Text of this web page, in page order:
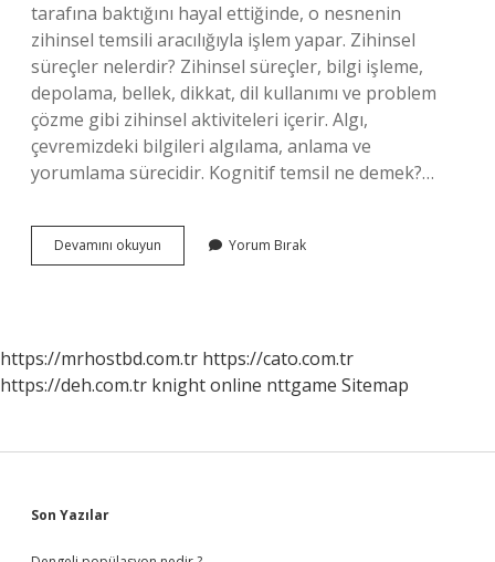
tarafına baktığını hayal ettiğinde, o nesnenin
zihinsel temsili aracılığıyla işlem yapar. Zihinsel
süreçler nelerdir? Zihinsel süreçler, bilgi işleme,
depolama, bellek, dikkat, dil kullanımı ve problem
çözme gibi zihinsel aktiviteleri içerir. Algı,
çevremizdeki bilgileri algılama, anlama ve
yorumlama sürecidir. Kognitif temsil ne demek?…
Devamını okuyun
Temsiller
Yorum Bırak
https://mrhostbd.com.tr https://cato.com.tr
https://deh.com.tr knight online nttgame Sitemap
Sidebar
Son Yazılar